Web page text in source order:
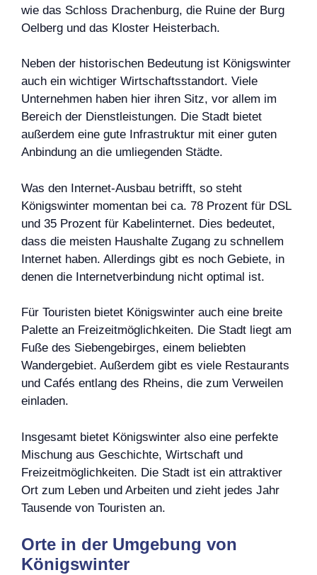
wie das Schloss Drachenburg, die Ruine der Burg
Oelberg und das Kloster Heisterbach.
Neben der historischen Bedeutung ist Königswinter
auch ein wichtiger Wirtschaftsstandort. Viele
Unternehmen haben hier ihren Sitz, vor allem im
Bereich der Dienstleistungen. Die Stadt bietet
außerdem eine gute Infrastruktur mit einer guten
Anbindung an die umliegenden Städte.
Was den Internet-Ausbau betrifft, so steht
Königswinter momentan bei ca. 78 Prozent für DSL
und 35 Prozent für Kabelinternet. Dies bedeutet,
dass die meisten Haushalte Zugang zu schnellem
Internet haben. Allerdings gibt es noch Gebiete, in
denen die Internetverbindung nicht optimal ist.
Für Touristen bietet Königswinter auch eine breite
Palette an Freizeitmöglichkeiten. Die Stadt liegt am
Fuße des Siebengebirges, einem beliebten
Wandergebiet. Außerdem gibt es viele Restaurants
und Cafés entlang des Rheins, die zum Verweilen
einladen.
Insgesamt bietet Königswinter also eine perfekte
Mischung aus Geschichte, Wirtschaft und
Freizeitmöglichkeiten. Die Stadt ist ein attraktiver
Ort zum Leben und Arbeiten und zieht jedes Jahr
Tausende von Touristen an.
Orte in der Umgebung von
Königswinter